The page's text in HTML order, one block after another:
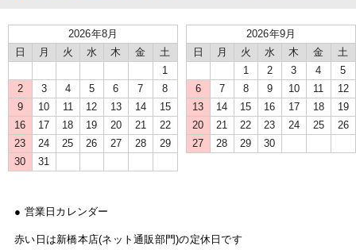
2026年8月
日
月 火 水 木 金
土
1
2
3 4 5 6 7
8
9
10 11 12 13 14
15
16
17 18 19 20 21
22
23
24 25 26 27 28
29
30
31
2026年9月
日
月 火 水 木 金
土
1
2 3 4
5
6
7 8 9 10 11
12
13
14 15 16 17 18
19
20
21 22 23 24 25
26
27
28 29 30
● 営業日カレンダー
赤い日は新橋本店(ネット通販部門)の定休日です